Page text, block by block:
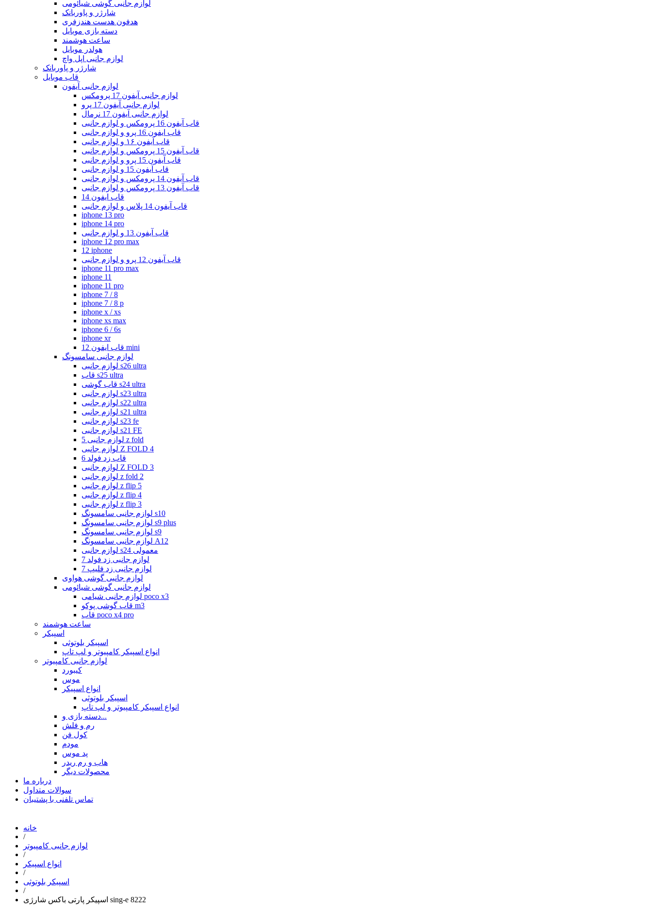
لوازم جانبی گوشی شیائومی
شارژر و پاوربانک
هدفون هدست هندزفری
دسته بازی موبایل
ساعت هوشمند
هولدر موبایل
لوازم جانبی اپل واچ
شارژر و پاوربانک
قاب موبایل
لوازم جانبی آیفون
لوازم جانبی آیفون 17 پرومکس
لوازم جانبی آیفون 17 پرو
لوازم جانبی آیفون 17 نرمال
قاب آیفون 16 پرومکس و لوازم جانبی
قاب ایفون 16 پرو و لوازم جانبی
قاب آیفون ۱۶ و لوازم جانبی
قاب آیفون 15 پرومکس و لوازم جانبی
قاب آیفون 15 پرو و لوازم جانبی
قاب آیفون 15 و لوازم جانبی
قاب آیفون 14 پرومکس و لوازم جانبی
قاب آیفون 13 پرومکس و لوازم جانبی
قاب ایفون 14
قاب آیفون 14 پلاس و لوازم جانبی
iphone 13 pro
iphone 14 pro
قاب آیفون 13 و لوازم جانبی
iphone 12 pro max
12 iphone
قاب آیفون 12 پرو و لوازم جانبی
iphone 11 pro max
iphone 11
iphone 11 pro
iphone 7 / 8
iphone 7 / 8 p
iphone x / xs
iphone xs max
iphone 6 / 6s
iphone xr
قاب ایفون 12 mini
لوازم جانبی سامسونگ
لوازم جانبی s26 ultra
قاب s25 ultra
قاب گوشی s24 ultra
لوازم جانبی s23 ultra
لوازم جانبی s22 ultra
لوازم جانبی s21 ultra
لوازم جانبی s23 fe
لوازم جانبی s21 FE
لوازم جانبی 5 z fold
لوازم جانبی Z FOLD 4
قاب زد فولد 6
لوازم جانبی Z FOLD 3
لوازم جانبی z fold 2
لوازم جانبی z flip 5
لوازم جانبی z flip 4
لوازم جانبی z flip 3
لوازم جانبی سامسونگ s10
لوازم جانبی سامسونگ s9 plus
لوازم جانبی سامسونگ s9
لوازم جانبی سامسونگ A12
لوازم جانبی s24 معمولی
لوازم جانبی زد فولد 7
لوازم جانبی زد فلیپ 7
لوازم جانبی گوشی هواوی
لوازم جانبی گوشی شیائومی
لوازم جانبی شیامی poco x3
قاب گوشی پوکو m3
قاب poco x4 pro
ساعت هوشمند
اسپیکر
اسپیکر بلوتوثی
انواع اسپیکر کامپیوتر و لپ تاپ
لوازم جانبی کامپیوتر
کیبورد
موس
انواع اسپیکر
اسپیکر بلوتوثی
انواع اسپیکر کامپیوتر و لپ تاپ
دسته بازی و...
رم و فلش
کول فن
مودم
پد موس
هاب و رم ریدر
محصولات دیگر
درباره ما
سوالات متداول
تماس تلفنی با پشتیبان
خانه
/
لوازم جانبی کامپیوتر
/
انواع اسپیکر
/
اسپیکر بلوتوثی
/
اسپیکر پارتی باکس شارژی sing-e 8222